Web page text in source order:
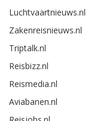
Luchtvaartnieuws.nl
Zakenreisnieuws.nl
Triptalk.nl
Reisbizz.nl
Reismedia.nl
Aviabanen.nl